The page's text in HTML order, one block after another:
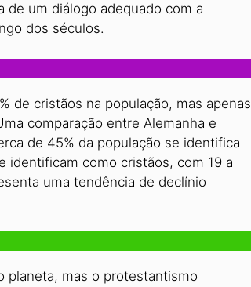
um diálogo adequado com a
dos séculos.
de cristãos na população, mas apenas
comparação entre Alemanha e
de 45% da população se identifica
identificam como cristãos, com 19 a
uma tendência de declínio
planeta, mas o protestantismo